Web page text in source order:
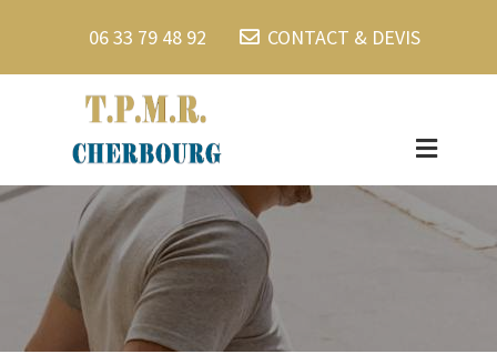
06 33 79 48 92 CONTACT & DEVIS